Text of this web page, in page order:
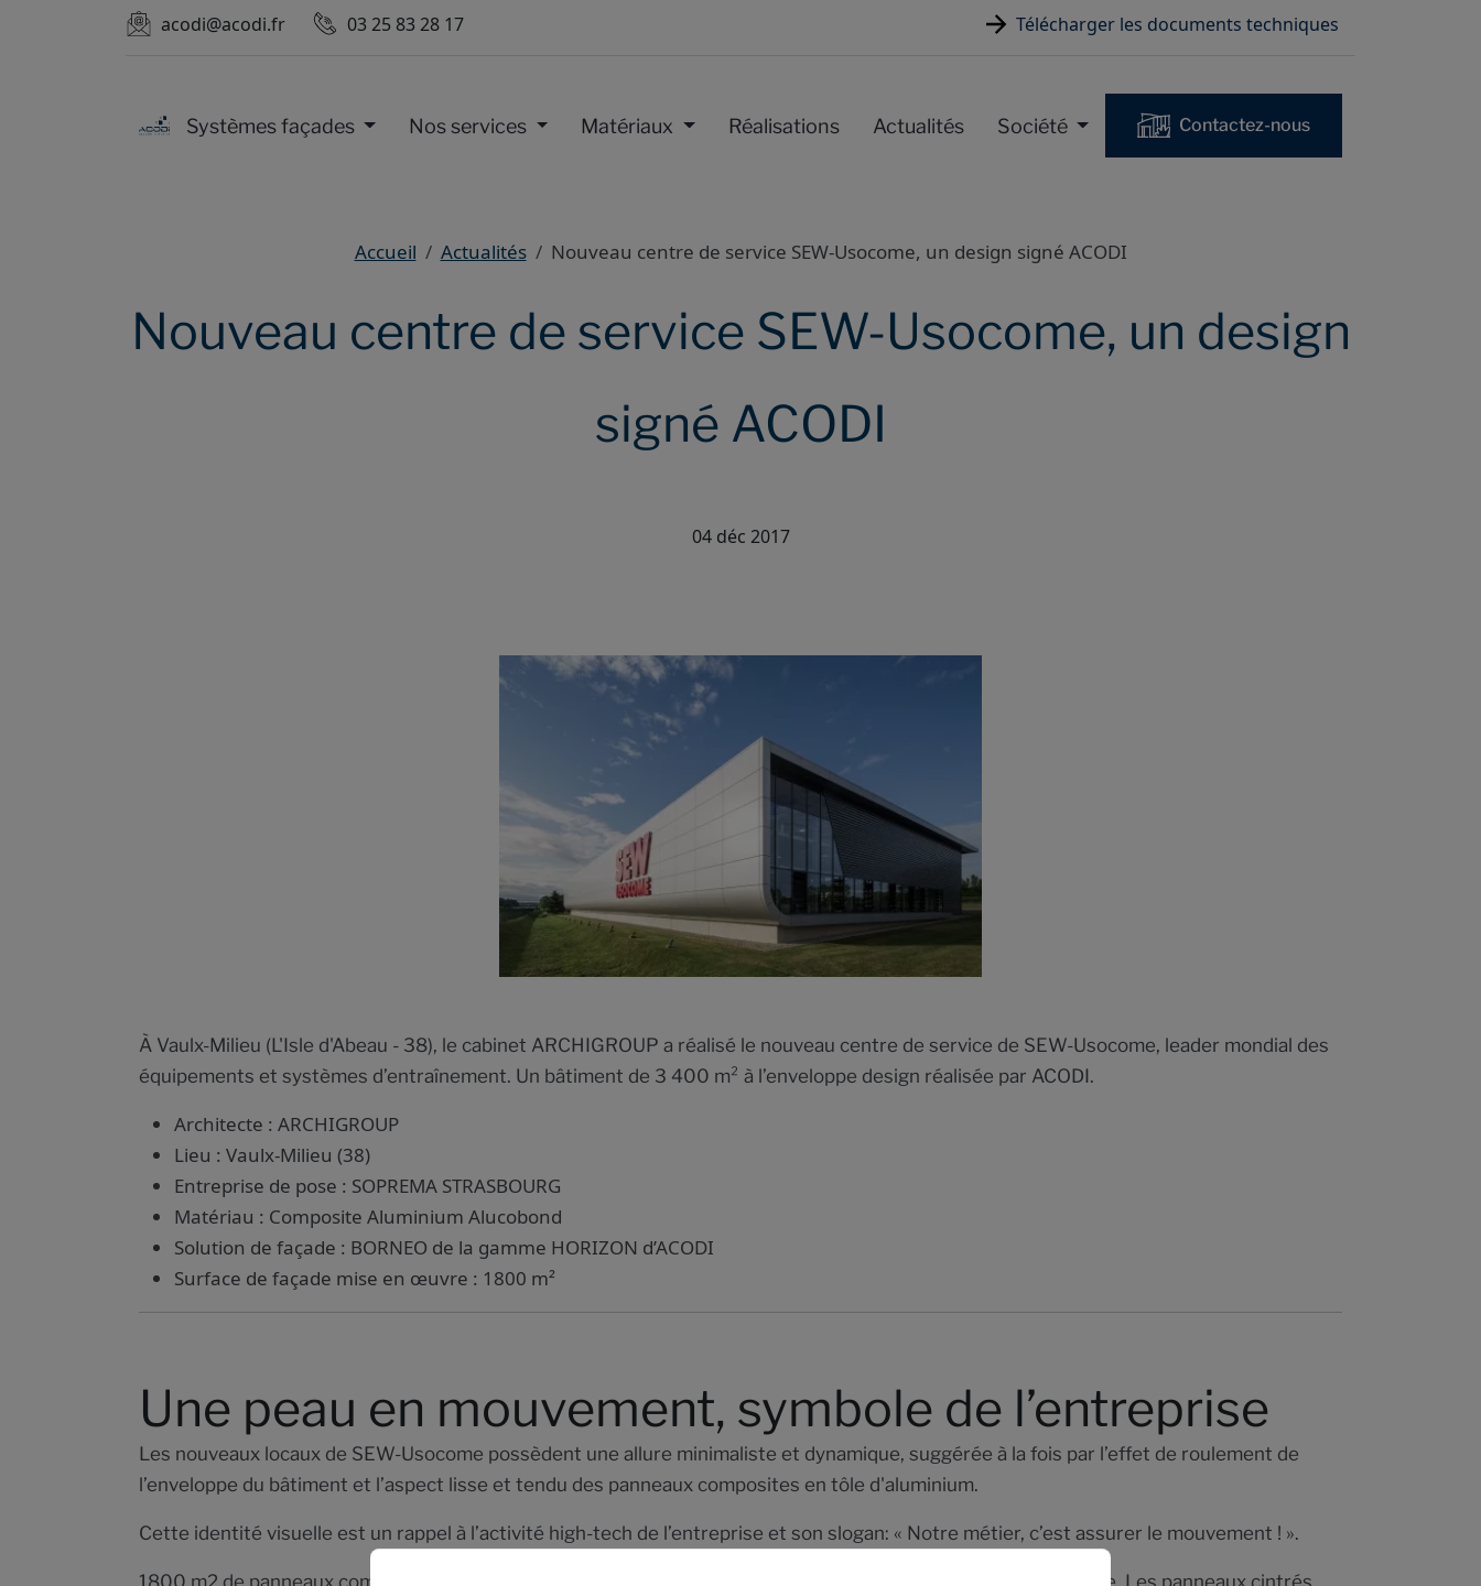
acodi@acodi.fr 03 25 83 28 17 Télécharger les documents techniques
Systèmes façades Nos services Matériaux Réalisations Actualités Société Contactez-nous
Accueil Actualités Nouveau centre de service SEW-Usocome, un design signé ACODI
Nouveau centre de service SEW-Usocome, un design
signé ACODI
04 déc 2017
À Vaulx-Milieu (L'Isle d'Abeau - 38), le cabinet ARCHIGROUP a réalisé le nouveau centre de service de SEW-Usocome, leader mondial des
équipements et systèmes d’entraînement. Un bâtiment de 3 400 m² à l’enveloppe design réalisée par ACODI.
Architecte : ARCHIGROUP
Lieu : Vaulx-Milieu (38)
Entreprise de pose : SOPREMA STRASBOURG
Matériau : Composite Aluminium Alucobond
Solution de façade : BORNEO de la gamme HORIZON d’ACODI
Surface de façade mise en œuvre : 1800 m²
Une peau en mouvement, symbole de l’entreprise
Les nouveaux locaux de SEW-Usocome possèdent une allure minimaliste et dynamique, suggérée à la fois par l’effet de roulement de
l’enveloppe du bâtiment et l’aspect lisse et tendu des panneaux composites en tôle d'aluminium.
Cette identité visuelle est un rappel à l’activité high-tech de l’entreprise et son slogan: « Notre métier, c’est assurer le mouvement ! ».
1800 m2 de panneaux composite aluminium Alucobond ont été mis en œuvre pour la réalisation de cette façade. Les panneaux cintrés